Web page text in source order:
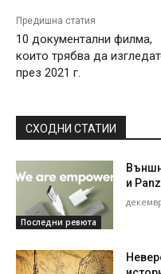
Предишна статия
10 документални филма,
които трябва да
през 2021 г.
СХОДНИ СТАТИИ
Последни ревюта
и